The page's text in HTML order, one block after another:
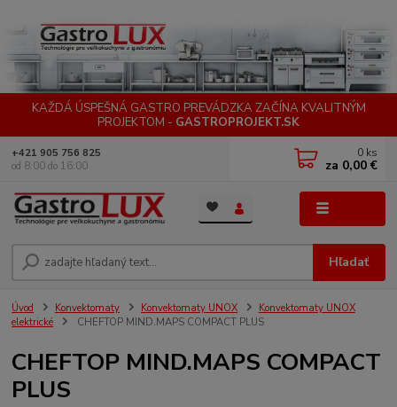
KAŽDÁ ÚSPEŠNÁ GASTRO PREVÁDZKA ZAČÍNA KVALITNÝM
PROJEKTOM - GASTROPROJEKT.SK
Hľadať
+421 905 756 825
od 8:00 do 16:00
0 ks
za 0,00 €
Úvod Konvektomaty Konvektomaty UNOX
Konvektomaty UNOX
elektrické
CHEFTOP MIND.MAPS COMPACT PLUS
CHEFTOP MIND.MAPS COMPACT
PLUS